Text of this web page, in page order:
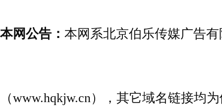
本网公告： 本网系北京伯乐传媒广告
（www.hqkjw.cn），其它域名链接均